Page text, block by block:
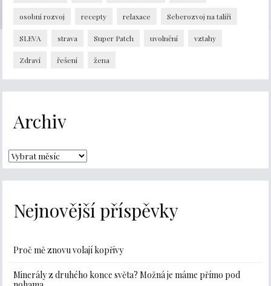
osobní rozvoj recepty relaxace Seberozvoj na talíři
SLEVA strava Super Patch uvolnění vztahy
Zdraví řešení žena
Archiv
Nejnovější příspěvky
Proč mě znovu volají kopřivy
Minerály z druhého konce světa? Možná je máme přímo pod